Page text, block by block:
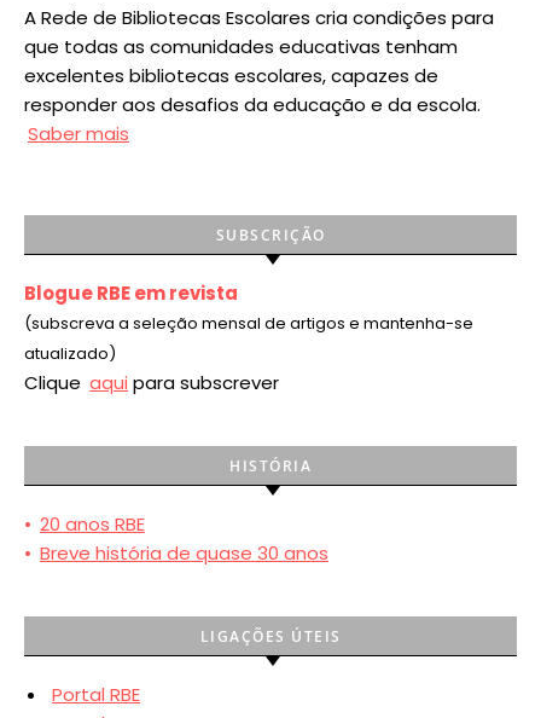
A Rede de Bibliotecas Escolares cria condições para
que todas as comunidades educativas tenham
excelentes bibliotecas escolares, capazes de
responder aos desafios da educação e da escola.
Saber mais
SUBSCRIÇÃO
Blogue RBE em revista
(subscreva a seleção mensal de artigos e mantenha-se
atualizado)
Clique aqui para subscrever
HISTÓRIA
• 20 anos RBE
• Breve história de quase 30 anos
LIGAÇÕES ÚTEIS
Portal RBE